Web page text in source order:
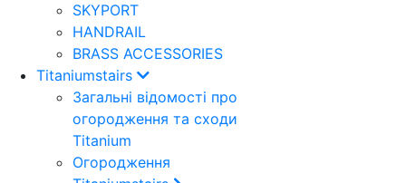
SKYPORT
HANDRAIL
BRASS ACCESSORIES
Titaniumstairs
Загальні відомості про
огородження та сходи
Titanium
Огородження